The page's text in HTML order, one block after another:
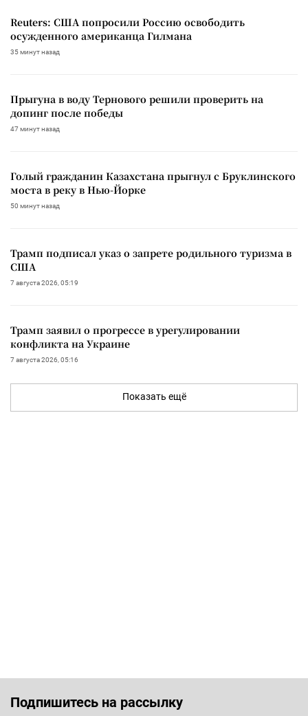
Reuters: США попросили Россию освободить
осужденного американца Гилмана
35 минут назад
Прыгуна в воду Тернового решили проверить на
допинг после победы
47 минут назад
Голый гражданин Казахстана прыгнул с Бруклинского
моста в реку в Нью-Йорке
50 минут назад
Трамп подписал указ о запрете родильного туризма в
США
7 августа 2026, 05:19
Трамп заявил о прогрессе в урегулировании
конфликта на Украине
7 августа 2026, 05:16
Показать ещё
Подпишитесь на рассылку